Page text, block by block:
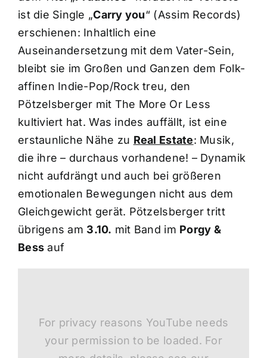
ist die Single „Carry you“ (Assim Records)
erschienen: Inhaltlich eine
Auseinandersetzung mit dem Vater-Sein,
bleibt sie im Großen und Ganzen dem Folk-
affinen Indie-Pop/Rock treu, den
Pötzelsberger mit The More Or Less
kultiviert hat. Was indes auffällt, ist eine
erstaunliche Nähe zu Real Estate: Musik,
die ihre – durchaus vorhandene! – Dynamik
nicht aufdrängt und auch bei größeren
emotionalen Bewegungen nicht aus dem
Gleichgewicht gerät. Pötzelsberger tritt
übrigens am 3.10. mit Band im Porgy &
Bess auf
For privacy reasons YouTube needs
your permission to be loaded. For